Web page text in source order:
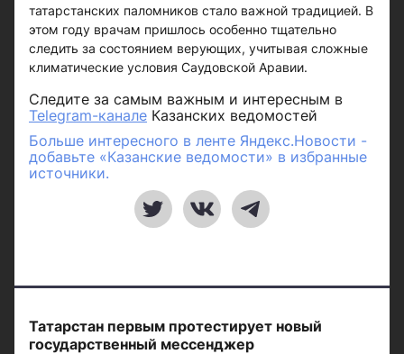
татарстанских паломников стало важной традицией. В
этом году врачам пришлось особенно тщательно
следить за состоянием верующих, учитывая сложные
климатические условия Саудовской Аравии.
Следите за самым важным и интересным в
Telegram-канале Казанских ведомостей
Больше интересного в ленте Яндекс.Новости -
добавьте «Казанские ведомости» в избранные
источники.
Татарстан первым протестирует новый
государственный мессенджер